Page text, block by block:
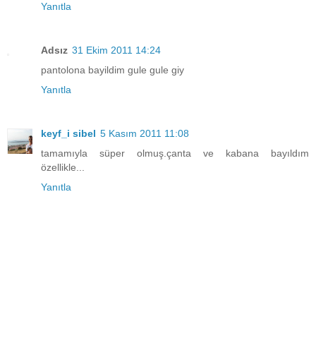
Yanıtla
Adsız 31 Ekim 2011 14:24
pantolona bayildim gule gule giy
Yanıtla
keyf_i sibel 5 Kasım 2011 11:08
tamamıyla süper olmuş.çanta ve kabana bayıldım
özellikle...
Yanıtla